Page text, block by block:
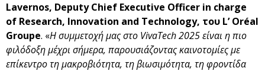
Lavernos, DeputyChief Executive Officer in charge
of Research, Innovation and Technology, του L’ Oréal
Groupe. «Η συμμετοχή μας στο VivaTech2025 είναι η πιο
φιλόδοξη μέχρι σήμερα, παρουσιάζοντας καινοτομίες με
επίκεντρο τη μακροβιότητα, τη βιωσιμότητα, τη φροντίδα